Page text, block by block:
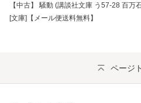
【中古】 騒動 (講談社文庫 う57-28 百万
[文庫]【メール便送料無料】
ページ